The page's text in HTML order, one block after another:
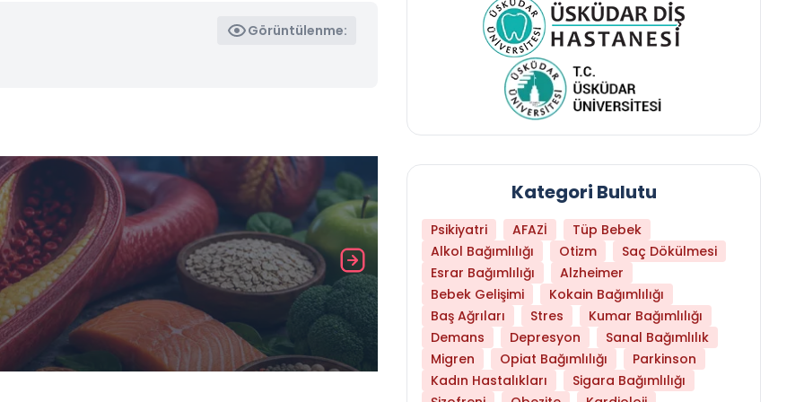
Görüntülenme:
Daha Az Protein Tüketmek Yaşlanmayı
Kategori Bulutu
Psikiyatri AFAZİ
Tüp Bebek
Alkol Bağımlılığı
Otizm
Saç Dökülmesi
Esrar Bağımlılığı
Alzheimer
Bebek Gelişimi
Kokain Bağımlılığı
Baş Ağrıları
Stres
Kumar Bağımlılığı
Demans
Depresyon
Sanal Bağımlılık
Migren
Opiat Bağımlılığı
Parkinson
Kadın Hastalıkları
Sigara Bağımlılığı